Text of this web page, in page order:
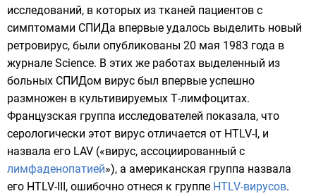
исследований, в которых из тканей пациентов с
симптомами СПИДа впервые удалось выделить новый
ретровирус, были опубликованы 20 мая 1983 года в
журнале Science. В этих же работах выделенный из
больных СПИДом вирус был впервые успешно
размножен в культивируемых Т-лимфоцитах.
Французская группа исследователей показала, что
серологически этот вирус отличается от HTLV-I, и
назвала его LAV («вирус, ассоциированный с
лимфаденопатией»), а американская группа назвала
его HTLV-III, ошибочно отнеся к группе HTLV-вирусов.